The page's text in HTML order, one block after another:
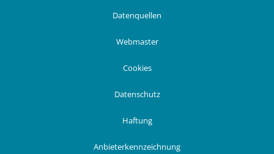
Datenquellen
Webmaster
Cookies
Datenschutz
Haftung
Anbieterkennzeichnung